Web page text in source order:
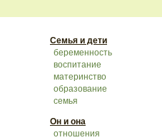
Семья и дети
беременность
воспитание
материнство
образование
семья
Он и она
отношения